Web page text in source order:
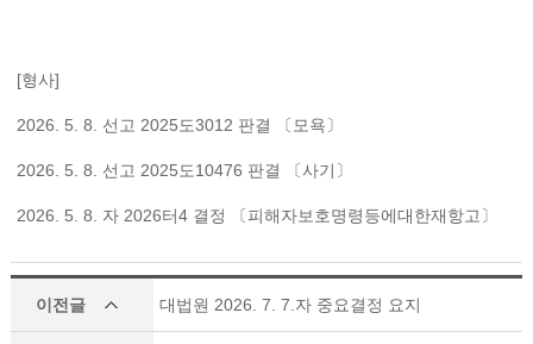
[형사]
2026. 5. 8. 선고 2025도3012 판결 〔모욕〕
2026. 5. 8. 선고 2025도10476 판결 〔사기〕
2026. 5. 8. 자 2026터4 결정 〔피해자보호명령등에대한재항고〕
이전글 대법원 2026. 7. 7.자 중요결정 요지